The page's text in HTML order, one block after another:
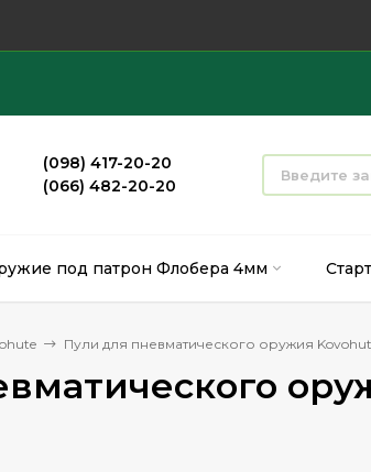
(098) 417-20-20
(066) 482-20-20
под патрон Флобера 4мм
Пули для пневматического оружия